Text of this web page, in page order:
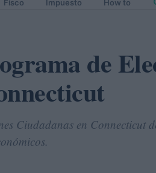
Fisco Impuesto How to
de
Ciudadanas en Connecticut